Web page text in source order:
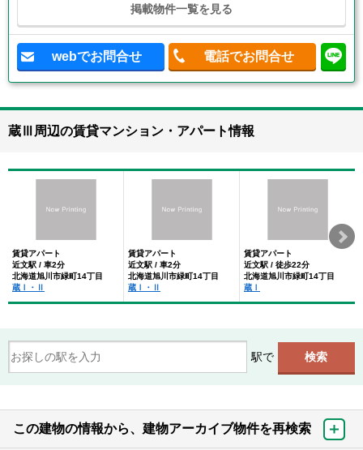
掲載物件一覧を見る
webでお問合せ 電話でお問合せ
蔵Ⅲ周辺の賃貸マンション・アパート情報
賃貸アパート
近文駅 / 車2分
北海道旭川市緑町14丁目
蔵Ⅰ・Ⅱ
賃貸アパート
近文駅 / 車2分
北海道旭川市緑町14丁目
蔵Ⅰ・Ⅱ
賃貸アパート
近文駅 / 徒歩22分
北海道旭川市緑町14丁目
蔵Ⅰ
駅で
この建物の情報から、建物アーカイブ物件を再検索